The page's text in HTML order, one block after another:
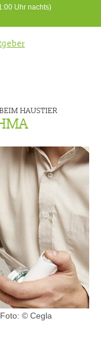
Uhr nachts)
HAUSTIER
Foto: © Cegla